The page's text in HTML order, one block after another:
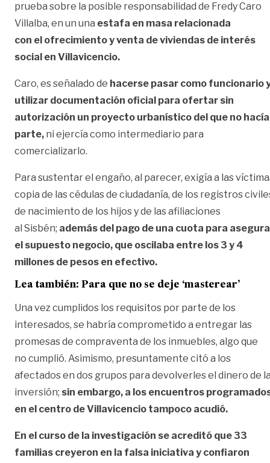
prueba sobre la posible responsabilidad de Fredy Caro
Villalba, en un una estafa en masa relacionada
con el ofrecimientoy venta de viviendas de interés
social en Villavicencio.
Caro, es señalado de hacerse pasar como funcionario
utilizar documentación oficial para ofertar sin
autorización un proyecto urbanístico del que no hacía
parte, ni ejercía como intermediario para
comercializarlo.
Para sustentar el engaño, al parecer, exigía a las
copia de las cédulas de ciudadanía, de los registros
de nacimiento de los hijosy de lasafiliaciones
al Sisbén; además de l pago de una cuota para
el supuesto negocio, que oscilaba entre los 3 y 4
millones de pesos en efectivo.
Lea también: Para que no se deje ‘masterear’
Una vez cumplidos los requisitos por parte de los
interesados, se habría comprometido a entregar las
promesas de compraventa de l os inmuebles, algo que
no cumplió. Asimismo, presuntamente citó a los
afectados en dos grupos para devolverles el dinero de
inversión; sin embargo, a los encuentros
en el centro de Villavicencio tampoco acudió.
En el curso de la investigación se acreditó que 33
familias creyeron en la falsa iniciativa y confiaron